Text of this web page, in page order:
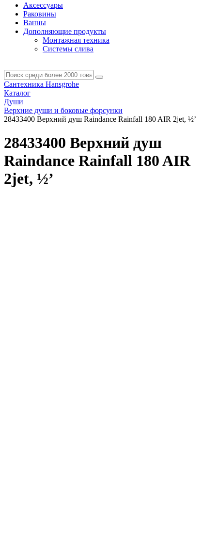
Аксессуары
Раковины
Ванны
Дополняющие продукты
Монтажная техника
Системы слива
Сантехника Hansgrohe
Каталог
Души
Верхние души и боковые форсунки
28433400 Верхний душ Raindance Rainfall 180 AIR 2jet, ½’
28433400 Верхний душ
Raindance Rainfall 180 AIR
2jet, ½’